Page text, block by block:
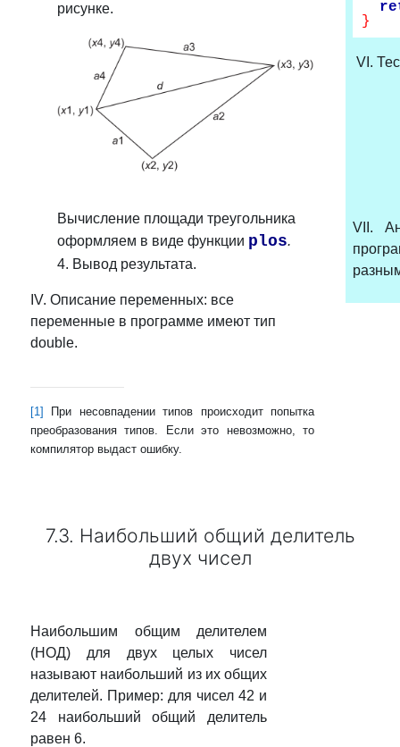
рисунке.
Вычисление площади треугольника
оформляем в виде функции plos.
4. Вывод результата.
IV. Описание переменных: все
переменные в программе имеют тип
double.
[1]
При несовпадении типов происходит попытка
преобразования типов. Если это невозможно, то
компилятор выдаст ошибку.
}
VI.
VII.
7.3. Наибольший общий делитель
двух чисел
Наибольшим общим делителем
(НОД) для двух целых чисел
называют наибольший из их общих
делителей. Пример: для чисел 42 и
24 наибольший общий делитель
равен 6.